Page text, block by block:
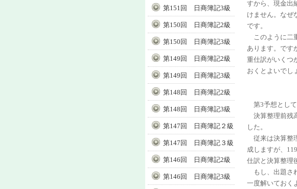
第151回 日商簿記3級
第150回 日商簿記2級
第150回 日商簿記3級
第149回 日商簿記2級
第149回 日商簿記3級
第148回 日商簿記2級
第148回 日商簿記3級
第147回 日商簿記２級
第147回 日商簿記３級
第146回 日商簿記2級
第146回 日商簿記3級
すから、現金出
けません。な
です。
このように二
あります。です
重仕訳がいくつ
おくとよいでし
第3予想として
決算整理前残
した。
従来は決算整
成しますが、
仕訳と決算整理
もし、出題さ
一度解いておく